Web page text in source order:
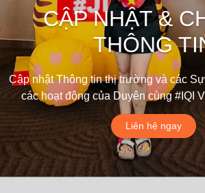
CẬP NHẬT &
THÔNG
Cập nhật Thông tin thị trường và các
các hoạt động của Duyên cùng #IQI
Liên hệ ngay